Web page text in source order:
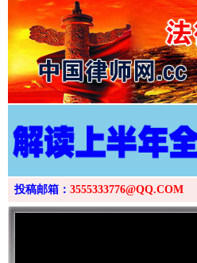
投稿邮箱： 3555333776@QQ.COM